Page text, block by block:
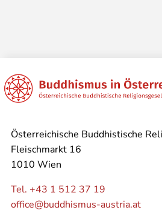
Österreichische Buddhistische
Fleischmarkt 16
1010 Wien
Tel. +43 1 512 37 19
office@buddhismus-austria.at